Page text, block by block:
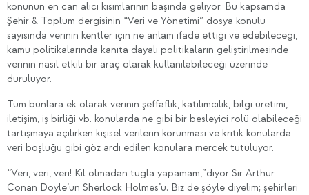
konunun en can alıcı kısımlarının başında geliyor. Bu kapsamda
Şehir & Toplum dergisinin “Veri ve Yönetimi” dosya konulu
sayısında verinin kentler için ne anlam ifade ettiği ve edebileceği,
kamu politikalarında kanıta dayalı politikaların geliştirilmesinde
verinin nasıl etkili bir araç olarak kullanılabileceği üzerinde
duruluyor.
Tüm bunlara ek olarak verinin şeffaflık, katılımcılık, bilgi üretimi,
iletişim, iş birliği vb. konularda ne gibi bir besleyici rolü olabileceği
tartışmaya açılırken kişisel verilerin korunması ve kritik konularda
veri boşluğu gibi göz ardı edilen konulara mercek tutuluyor.
“Veri, veri, veri! Kil olmadan tuğla yapamam,”diyor Sir Arthur
Conan Doyle’un Sherlock Holmes’u. Biz de şöyle diyelim; şehirleri